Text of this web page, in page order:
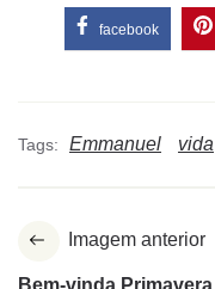
facebook
Tags: Emmanuel vida
Imagem anterior